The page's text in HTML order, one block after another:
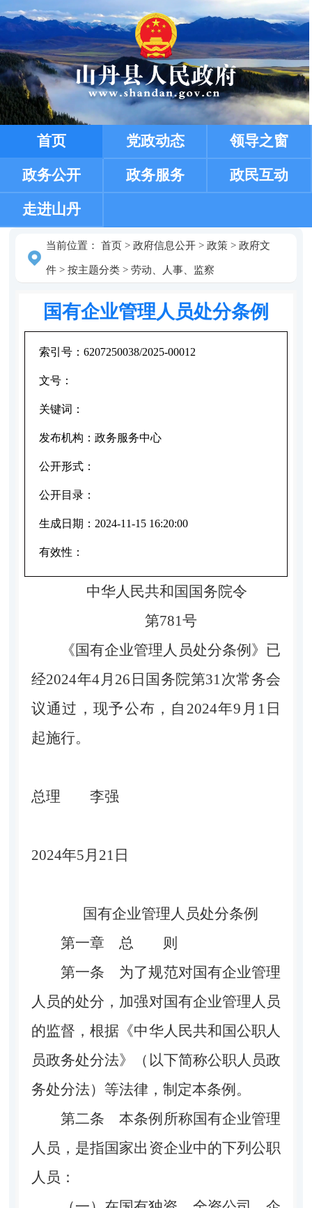
首页 党政动态 领导之窗
政务公开 政务服务 政民互动
走进山丹
当前位置： 首页> 政府信息公开> 政策> 政府文
件> 按主题分类> 劳动、人事、监察
国有企业管理人员处分条例
索引号： 6207250038/2025-00012
文号：
关键词：
发布机构： 政务服务中心
公开形式：
公开目录：
生成日期： 2024-11-15 16:20:00
有效性：
中华人民共和国国务院令
第781号
《国有企业管理人员处分条例》已
经2024年4月26日国务院第31次常务会
议通过，现予公布，自2024年9月1日
起施行。
总理 李强
2024年5月21日
国有企业管理人员处分条例
第一章 总 则
第一条 为了规范对国有企业管理
人员的处分，加强对国有企业管理人员
的监督，根据《中华人民共和国公职人
员政务处分法》（以下简称公职人员政
务处分法）等法律，制定本条例。
第二条 本条例所称国有企业管理
人员，是指国家出资企业中的下列公职
人员：